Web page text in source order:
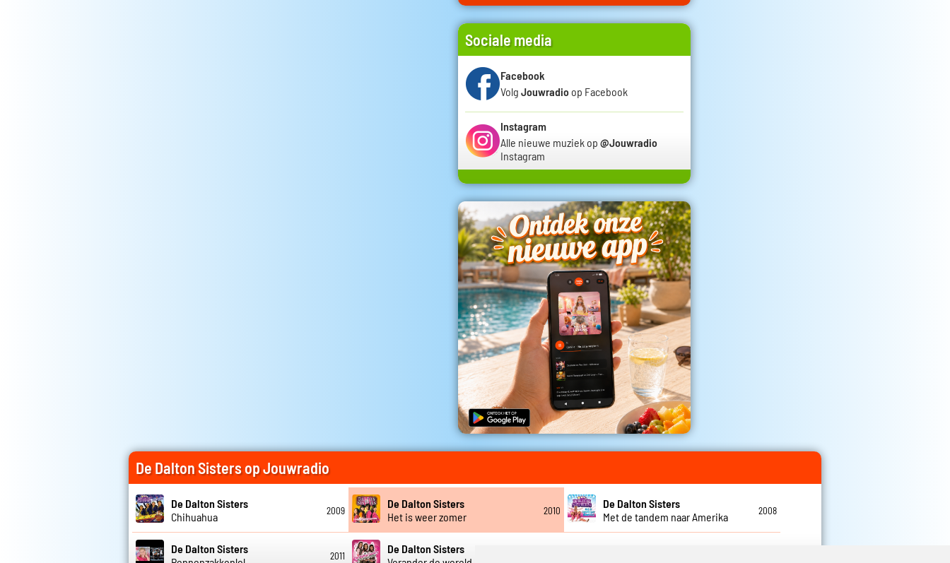
Sociale media
Facebook
Volg Jouwradio op Facebook
Instagram
Alle nieuwe muziek op @Jouwradio
Instagram
De Dalton Sisters op Jouwradio
De Dalton Sisters
Chihuahua
2009
De Dalton Sisters
Het is weer zomer
2010
De Dalton Sisters
Met de tandem naar Amerika
2008
De Dalton Sisters
2011
De Dalton Sisters